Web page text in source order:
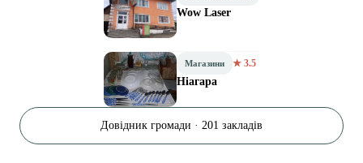
Wow Laser
Магазини ★ 3.5
Ніагара
Довідник громади · 201 закладів